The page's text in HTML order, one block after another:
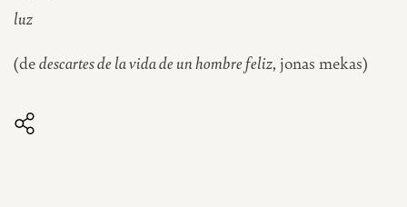
luz
(dedescartes de la vida de un hombre feliz, jonas mekas)